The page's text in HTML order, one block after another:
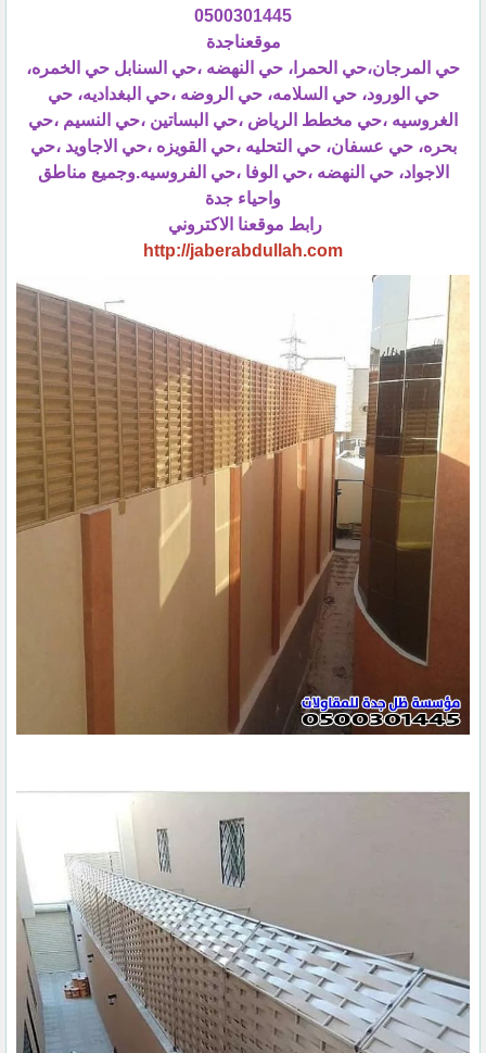
0500301445
موقعناجدة
حي المرجان،حي الحمرا، حي النهضه ،حي السنابل حي الخمره،
حي الورود، حي السلامه، حي الروضه ،حي البغداديه، حي
الغروسيه ،حي مخطط الرياض ،حي البساتين ،حي النسيم ،حي
بحره، حي عسفان، حي التحليه ،حي القويزه ،حي الاجاويد ،حي
الاجواد، حي النهضه ،حي الوفا ،حي الفروسيه.وجميع مناطق
واحياء جدة
رابط موقعنا الاكتروني
http://jaberabdullah.com